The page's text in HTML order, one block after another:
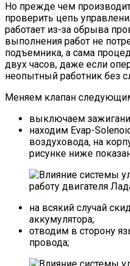
Но прежде чем
проверить цепь
работает из-за обрыва
выполнения работ не
подъемника, а сама
двух часов, даже если
неопытный работник без
Меняем клапан
выключаем
находим Evap-
воздуховода, на
рисунке ниже
на всякий случай
аккумулятора;
отводим в сторону
провода;